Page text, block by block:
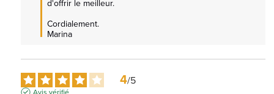
d'offrir le meilleur.
Cordialement.
Marina
4/5